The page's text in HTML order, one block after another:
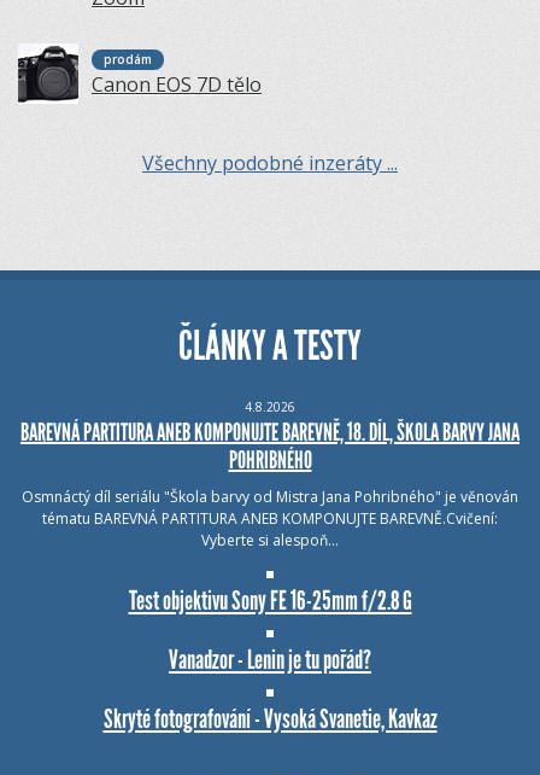
prodám
Canon EOS 7D tělo
Všechny podobné inzeráty ...
ČLÁNKY A TESTY
4.8.2026
BAREVNÁ PARTITURA ANEB KOMPONUJTE BAREVNĚ, 18. DÍL, ŠKOLA BARVY JANA
POHRIBNÉHO
Osmnáctý díl seriálu "Škola barvy od Mistra Jana Pohribného" je věnován
tématu BAREVNÁ PARTITURA ANEB KOMPONUJTE BAREVNĚ.Cvičení:
Vyberte si alespoň…
Test objektivu Sony FE 16-25mm f/2.8 G
Vanadzor - Lenin je tu pořád?
Skryté fotografování - Vysoká Svanetie, Kavkaz